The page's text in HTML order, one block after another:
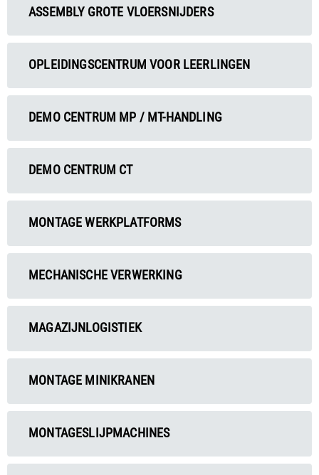
ASSEMBLY GROTE VLOERSNIJDERS
OPLEIDINGSCENTRUM VOOR LEERLINGEN
DEMO CENTRUM MP / MT-HANDLING
DEMO CENTRUM CT
MONTAGE WERKPLATFORMS
MECHANISCHE VERWERKING
MAGAZIJNLOGISTIEK
MONTAGE MINIKRANEN
MONTAGESLIJPMACHINES